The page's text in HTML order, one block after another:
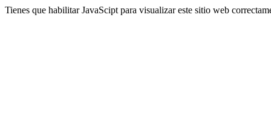
Tienes que habilitar JavaScipt para visualizar este sitio web